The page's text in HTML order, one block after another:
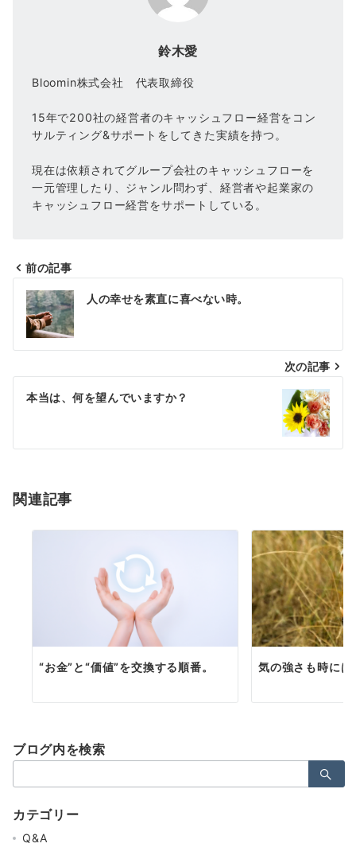
鈴木愛
Bloomin株式会社 代表取締役
15年で200社の経営者のキャッシュフロー経営をコン
サルティング&サポートをしてきた実績を持つ。
現在は依頼されてグループ会社のキャッシュフローを
一元管理したり、ジャンル問わず、経営者や起業家の
キャッシュフロー経営をサポートしている。
投
稿
ナ
ビ
ゲ
シ
ン
前の記事
人の幸せを素直に喜べない時。
次の記事
本当は、何を望んでいますか？
関連記事
“お金”と“価値”を交換する順番。 気の強さも時には
ブログ内を検索
索：
カテゴリー
Q&A